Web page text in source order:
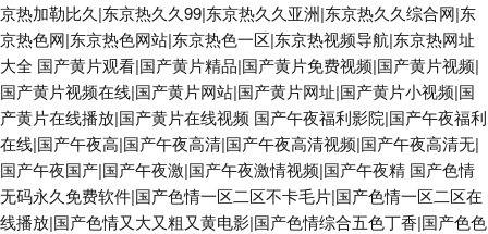
京热加勒比久|东京热久久99|东京热久久亚洲|东京热久久综合网|东
京热色网|东京热色网站|东京热色一区|东京热视频导航|东京热网址
大全 国产黄片观看|国产黄片精品|国产黄片免费视频|国产黄片视频|
国产黄片视频在线|国产黄片网站|国产黄片网址|国产黄片小视频|国
产黄片在线播放|国产黄片在线视频 国产午夜福利影院|国产午夜福利
在线|国产午夜高|国产午夜高清|国产午夜高清视频|国产午夜高清无|
国产午夜国产|国产午夜激|国产午夜激情视频|国产午夜精 国产色情
无码永久免费软件|国产色情一区二区不卡毛片|国产色情一区二区在
线播放|国产色情又大又粗又黄电影|国产色情综合五色丁香|国产色色